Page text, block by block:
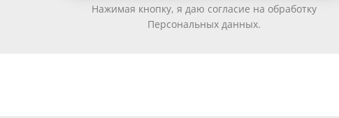
Нажимая кнопку, я даю согласие на обработку
Персональных данных.